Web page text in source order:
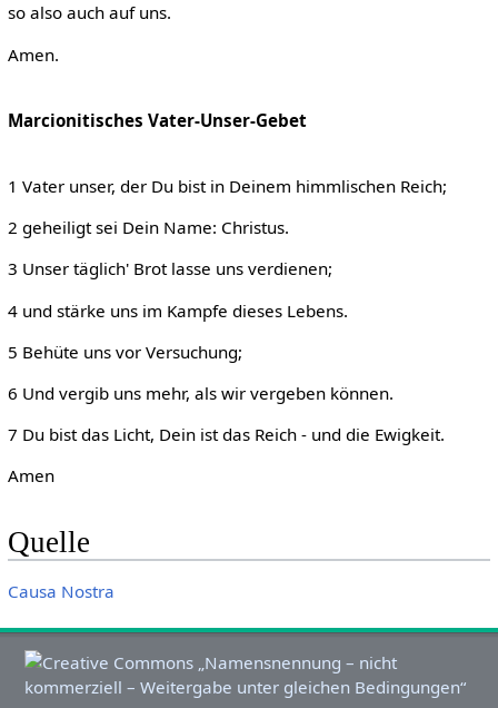
so also auch auf uns.
Amen.
Marcionitisches Vater-Unser-Gebet
1 Vater unser, der Du bist in Deinem himmlischen Reich;
2 geheiligt sei Dein Name: Christus.
3 Unser täglich' Brot lasse uns verdienen;
4 und stärke uns im Kampfe dieses Lebens.
5 Behüte uns vor Versuchung;
6 Und vergib uns mehr, als wir vergeben können.
7 Du bist das Licht, Dein ist das Reich - und die Ewigkeit.
Amen
Quelle
Causa Nostra